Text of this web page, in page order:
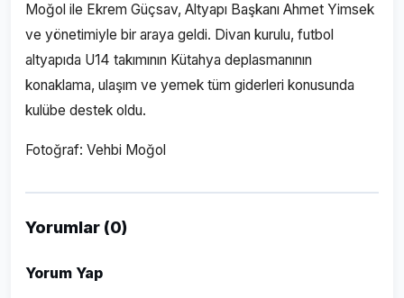
Moğol ile Ekrem Güçsav, Altyapı Başkanı Ahmet Yimsek
ve yönetimiyle bir araya geldi. Divan kurulu, futbol
altyapıda U14 takımının Kütahya deplasmanının
konaklama, ulaşım ve yemek tüm giderleri konusunda
kulübe destek oldu.
Fotoğraf: Vehbi Moğol
Yorumlar (0)
Yorum Yap